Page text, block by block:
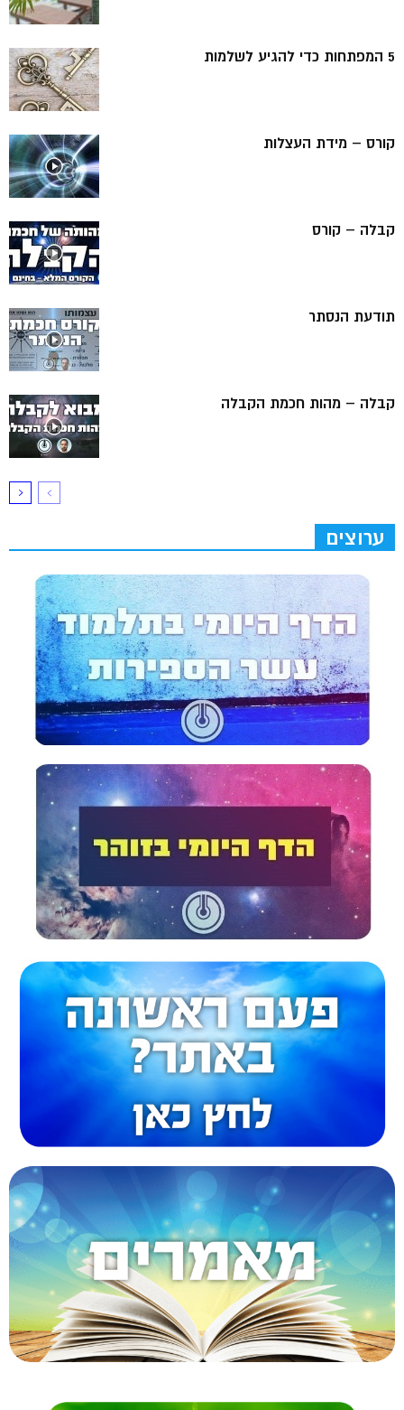
5 המפתחות כדי להגיע לשלמות
קורס – מידת העצלות
קבלה – קורס
תודעת הנסתר
קבלה – מהות חכמת הקבלה
ערוצים